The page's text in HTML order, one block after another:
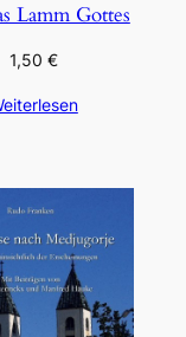
Lamm Gottes
1,50 €